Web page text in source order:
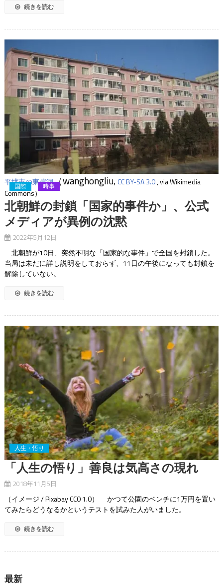
続きを読む
平壌市の東岸洞（wanghongliu, CC BY-SA 3.0, via Wikimedia
Commons）
国際 時事
北朝鮮の封鎖「国家的事件か」、公式
メディアが異例の沈黙
2022年5月12日
北朝鮮が10日、突然不明な「国家的な事件」で全国を封鎖した。
当局は未だに詳し説明をしておらず、11日の午後になっても封鎖を
解除していない。
続きを読む
人生・悟り
「人生の悟り」善良は気高さの現れ
2018年11月5日
（イメージ / Pixabay CC0 1.0） かつて公園のベンチに1万円を置い
てみたらどうなるかというテストを試みた人がいました。
続きを読む
最新